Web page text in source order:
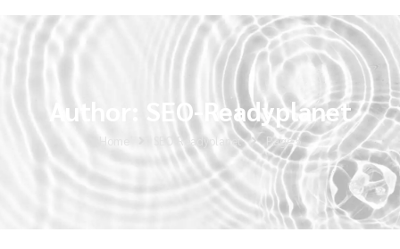
Author: SEO-Readyplanet
Home SEO-Readyplanet Page 5